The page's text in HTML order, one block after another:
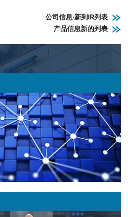
公司信息·新到IR列表
产品信息新的列表